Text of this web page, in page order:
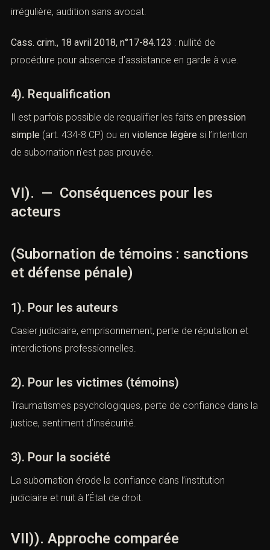
contact avec le témoin n’avait pas pour but de modifier
sa déposition.
Exemple : violation du contradictoire, garde à vue
irrégulière, audition sans avocat.
Cass. crim., 18 avril 2018, n°17-84.123
: nullité de
procédure pour absence d’assistance en garde à vue.
4). Requalification
Il est parfois possible de requalifier les faits en
de subornation n’est pas prouvée.
acteurs
(Subornation de témoins : sanctions
1). Pour les auteurs
Casier judiciaire, emprisonnement, perte de réputation et
2). Pour les victimes (témoins)
Traumatismes psychologiques, perte de confiance dans